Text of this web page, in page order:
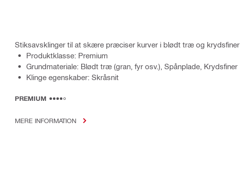
Stiksavsklinger til at skære præciser kurver i blødt træ og krydsfiner
Produktklasse: Premium
Grundmateriale: Blødt træ (gran, fyr osv.), Spånplade, Krydsfiner
Klinge egenskaber: Skråsnit
PREMIUM
MERE INFORMATION